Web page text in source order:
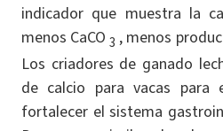
indicador que muestra la
menos CaCO3 , menos
Los criadores de ganado
de calcio para vacas para
fortalecer el sistema